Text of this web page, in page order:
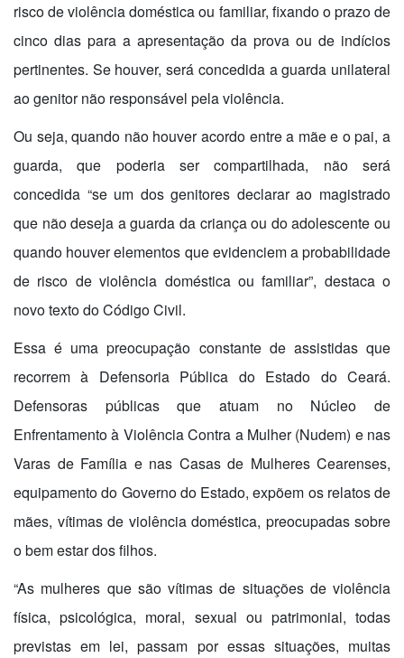
risco de violência doméstica ou familiar, fixando o prazo de
cinco dias para a apresentação da prova ou de indícios
pertinentes. Se houver, será concedida a guarda unilateral
ao genitor não responsável pela violência.
Ou seja, quando não houver acordo entre a mãe e o pai, a
guarda, que poderia ser compartilhada, não será
concedida “se um dos genitores declarar ao magistrado
que não deseja a guarda da criança ou do adolescente ou
quando houver elementos que evidenciem a probabilidade
de risco de violência doméstica ou familiar”, destaca o
novo texto do Código Civil.
Essa é uma preocupação constante de assistidas que
recorrem à Defensoria Pública do Estado do Ceará.
Defensoras públicas que atuam no Núcleo de
Enfrentamento à Violência Contra a Mulher (Nudem) e nas
Varas de Família e nas Casas de Mulheres Cearenses,
equipamento do Governo do Estado, expõem os relatos de
mães, vítimas de violência doméstica, preocupadas sobre
o bem estar dos filhos.
“As mulheres que são vítimas de situações de violência
física, psicológica, moral, sexual ou patrimonial, todas
previstas em lei, passam por essas situações, muitas